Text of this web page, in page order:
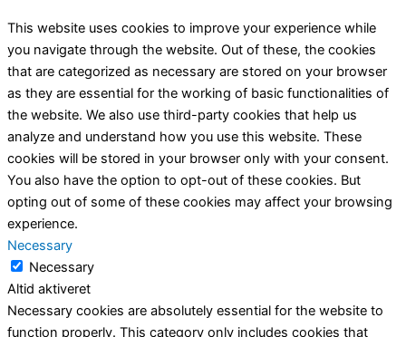
This website uses cookies to improve your experience while
you navigate through the website. Out of these, the cookies
that are categorized as necessary are stored on your browser
as they are essential for the working of basic functionalities of
the website. We also use third-party cookies that help us
analyze and understand how you use this website. These
cookies will be stored in your browser only with your consent.
You also have the option to opt-out of these cookies. But
opting out of some of these cookies may affect your browsing
experience.
Necessary
Necessary
Altid aktiveret
Necessary cookies are absolutely essential for the website to
function properly. This category only includes cookies that